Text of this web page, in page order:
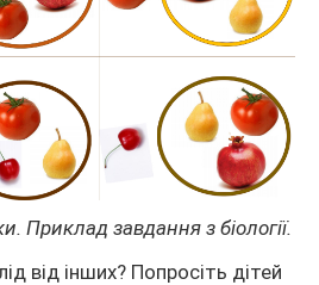
Приклад завдання з біології.
від інших? Попросіть дітей